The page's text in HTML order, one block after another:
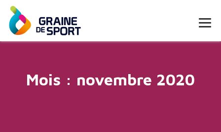
Mois : novembre 2020